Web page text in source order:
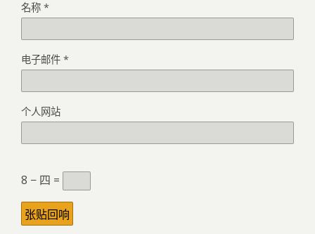
名称 *
电子邮件 *
个人网站
8 − 四 =